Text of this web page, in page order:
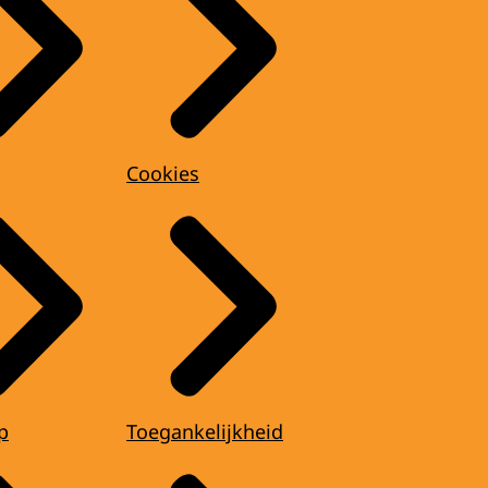
Cookies
Toegankelijkheid